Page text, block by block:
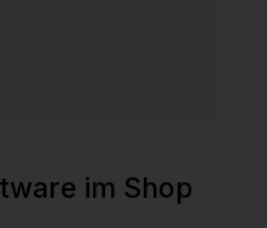
im Shop